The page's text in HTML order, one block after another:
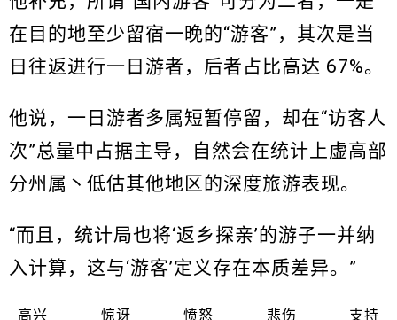
在目的地至少留宿一晚的“游客”，其次是当
日往返进行一日游者，后者占比高达 67%。
他说，一日游者多属短暂停留，却在“访客人
次”总量中占据主导，自然会在统计上虚高部
分州属丶低估其他地区的深度旅游表现。
“而且，统计局也将‘返乡探亲’的游子一并纳
入计算，这与‘游客’定义存在本质差异。”
高兴 惊讶 愤怒 悲伤 支持